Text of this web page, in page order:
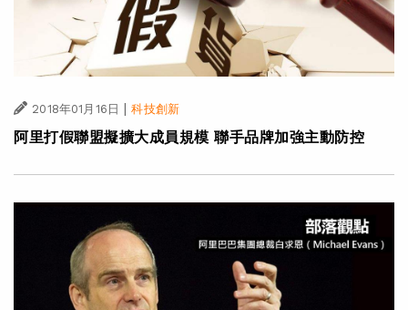
2018年01月16日 | 科技創新
阿里打假聯盟擬擴大成員規模 聯手品牌加強主動防控